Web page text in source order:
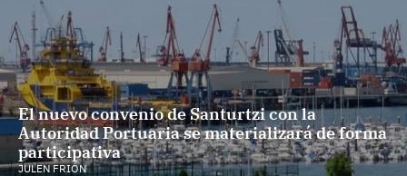
El nuevo convenio de Santurtzi con la
Autoridad Portuaria se materializará de forma
participativa
JULEN FRIÓN